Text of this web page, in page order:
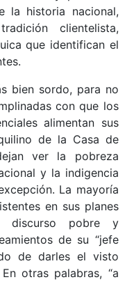
la historia nacional,
clientelista,
que identifican el
bien sordo, para no
con que los
alimentan sus
de la Casa de
ver la pobreza
y la indigencia
La mayoría
en sus planes
discurso pobre y
de su “jefe
de darles el visto
otras palabras, “a